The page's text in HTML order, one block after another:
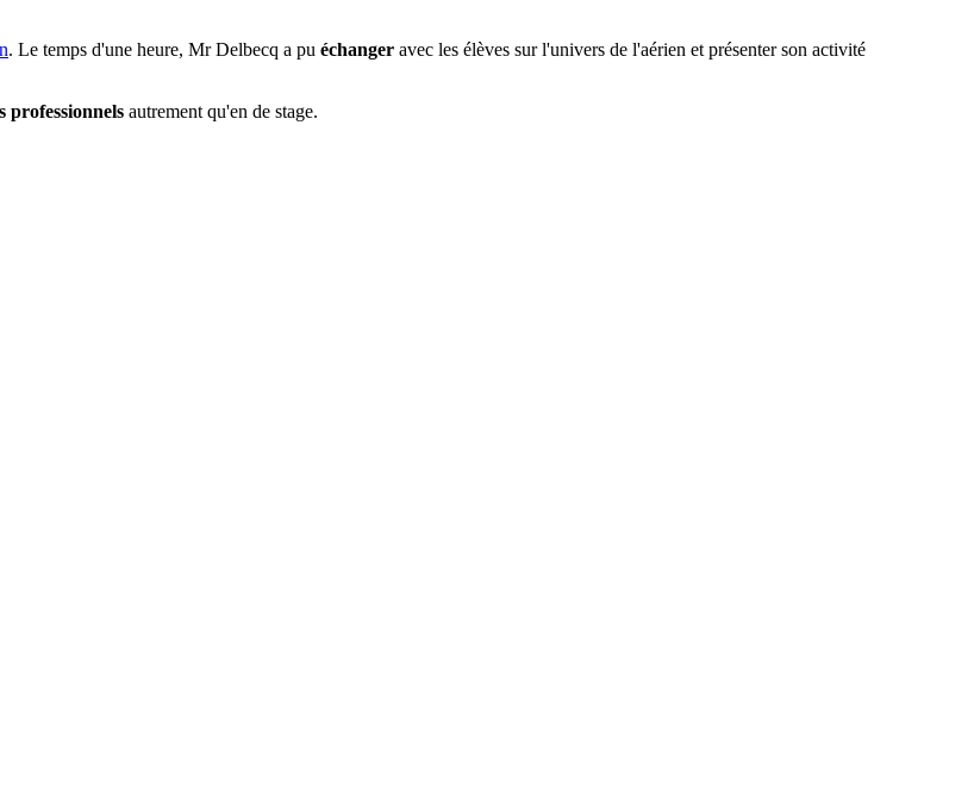
. Le temps d'une heure, Mr Delbecq a pu échanger avec les élèves sur l'univers de l'aérien et présenter son activité
professionnels autrement qu'en de stage.